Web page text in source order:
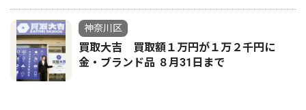
神奈川区
買取大吉 買取額１万円が１万２千円に
金・ブランド品 ８月31日まで